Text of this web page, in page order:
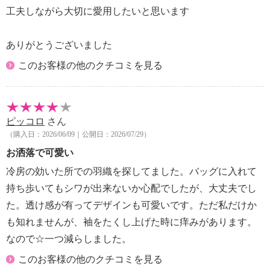
工夫しながら大切に愛用したいと思います
ありがとうございました
このお客様の他のクチコミを見る
ピッコロ さん
（購入日：2026/06/09｜公開日：2026/07/29）
お洒落で可愛い
冷房の効いた所での羽織を探してました。バッグに入れて
持ち歩いてもシワが出来ないか心配でしたが、大丈夫でし
た。透け感が有ってデザインも可愛いです。ただ私だけか
も知れませんが、袖をたくし上げた時に痒みがあります。
なので☆一つ減らしました。
このお客様の他のクチコミを見る